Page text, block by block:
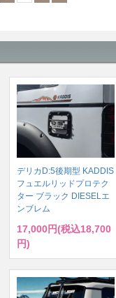
デリカD:5後期型 KADDIS
フュエルリッドプロテク
ター ブラック DIESELエ
ンブレム
17,000円(税込18,700
円)